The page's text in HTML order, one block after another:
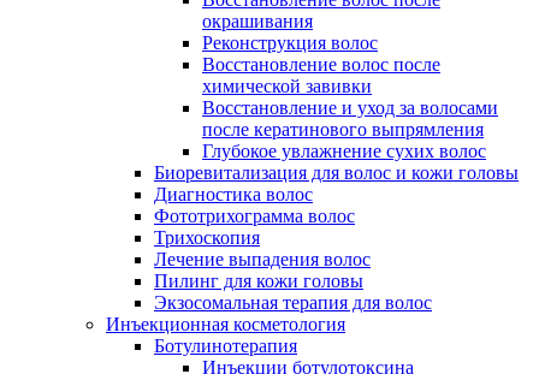
окрашивания
Реконструкция волос
Восстановление волос после
химической завивки
Восстановление и уход за волосами
после кератинового выпрямления
Глубокое увлажнение сухих волос
Биоревитализация для волос и кожи головы
Диагностика волос
Фототрихограмма волос
Трихоскопия
Лечение выпадения волос
Пилинг для кожи головы
Экзосомальная терапия для волос
Инъекционная косметология
Ботулинотерапия
Инъекции ботулотоксина